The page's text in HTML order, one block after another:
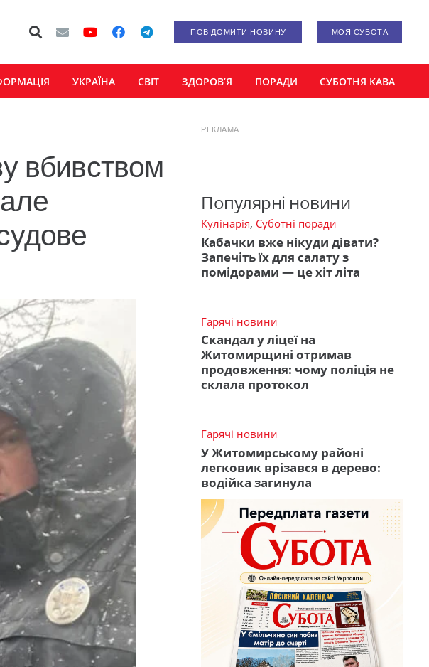
ПОВІДОМИТИ НОВИНУ МОЯ СУБОТА
УКРАЇНА СВІТ ЗДОРОВ’Я ПОРАДИ СУБОТНЯ КАВА
вбивством
РЕКЛАМА
Популярні новини
Кулінарія, Суботні поради
Кабачки вже нікуди дівати?
Запечіть їх для салату з
помідорами — це хіт літа
Гарячі новини
Скандал у ліцеї на
Житомирщині отримав
продовження: чому поліція не
склала протокол
Гарячі новини
У Житомирському районі
легковик врізався в дерево:
водійка загинула